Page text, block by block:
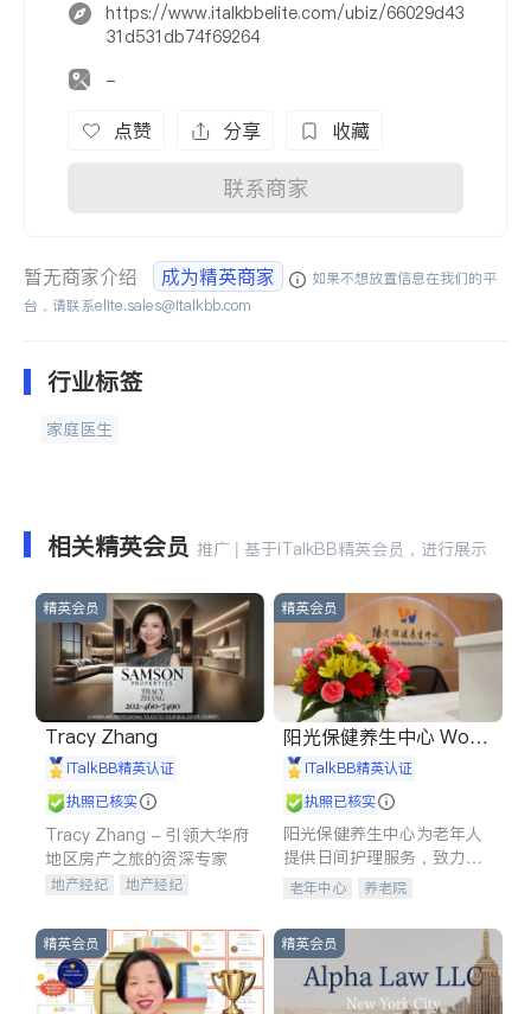
https://www.italkbbelite.com/ubiz/66029d43
31d531db74f69264
-
点赞 分享 收藏
联系商家
暂无商家介绍 成为精英商家
如果不想放置信息在我们的平
台，请联系elite.sales@italkbb.com
行业标签
家庭医生
相关精英会员 推广 | 基于iTalkBB精英会员，进行展示
精英会员
Tracy Zhang
iTalkBB精英认证
执照已核实
Tracy Zhang - 引领大华府
地区房产之旅的资深专家
地产经纪
地产经纪
商铺租售
开发商建商
精英会员
阳光保健养生中心 World
shine
iTalkBB精英认证
执照已核实
阳光保健养生中心为老年人
提供日间护理服务，致力于
通过持续的护理创新来有效
老年中心 养老院
精英会员 精英会员